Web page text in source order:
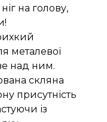
на голову,
металевої
над ним.
скляна
присутність
із